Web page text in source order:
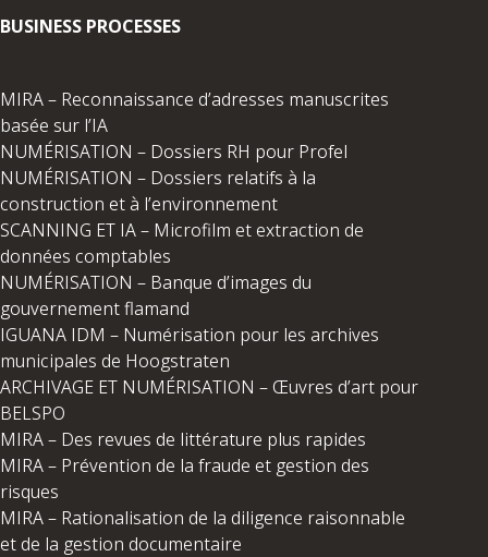
BUSINESS PROCESSES
MIRA – Reconnaissance d’adresses manuscrites
basée sur l’IA
NUMÉRISATION – Dossiers RH pour Profel
NUMÉRISATION – Dossiers relatifs à la
construction et à l’environnement
SCANNING ET IA – Microfilm et extraction de
données comptables
NUMÉRISATION – Banque d’images du
gouvernement flamand
IGUANA IDM – Numérisation pour les archives
municipales de Hoogstraten
ARCHIVAGE ET NUMÉRISATION – Œuvres d’art pour
BELSPO
MIRA – Des revues de littérature plus rapides
MIRA – Prévention de la fraude et gestion des
risques
MIRA – Rationalisation de la diligence raisonnable
et de la gestion documentaire